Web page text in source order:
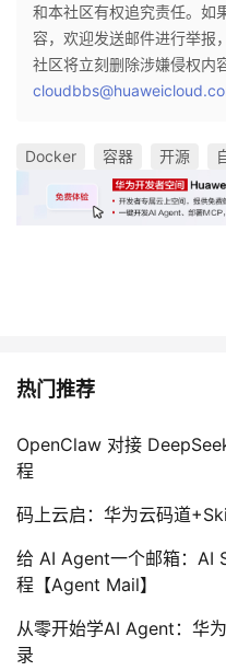
和本社区有权追究责任。如
容，欢迎发送邮件进行举报
社区将立刻删除涉嫌侵权内
Docker 容器 开源
热门推荐
OpenClaw 对接
程
码上云启：华为云码道
给 AI Agent一个邮箱：AI
程【Agent Mail】
从零开始学AI Agent：华
录